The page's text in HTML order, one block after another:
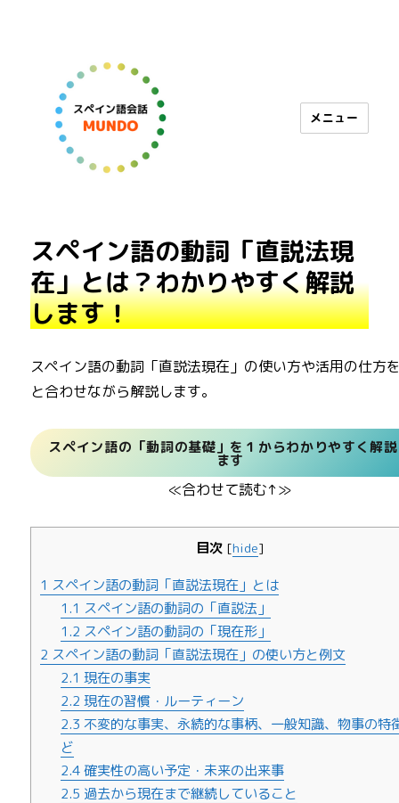
メニュー
スペイン語の動詞「直説法現
在」とは？わかりやすく解説
します！
スペイン語の動詞「直説法現在」の使い方や活用の仕方
と合わせながら解説します。
スペイン語の「動詞の基礎」を１からわかりやすく解
ます
≪合わせて読む↑≫
目次 [hide]
1 スペイン語の動詞「直説法現在」とは
1.1 スペイン語の動詞の「直説法」
1.2 スペイン語の動詞の「現在形」
2 スペイン語の動詞「直説法現在」の使い方と例文
2.1 現在の事実
2.2 現在の習慣・ルーティーン
2.3 不変的な事実、永続的な事柄、一般知識、物事の特
ど
2.4確実性の高い予定・未来の出来事
2.5 過去から現在まで継続していること